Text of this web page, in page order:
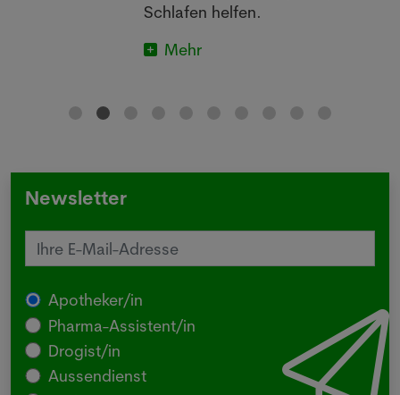
Schlafen helfen.
Mehr
Newsletter
Apotheker/in
Pharma-Assistent/in
Drogist/in
Aussendienst